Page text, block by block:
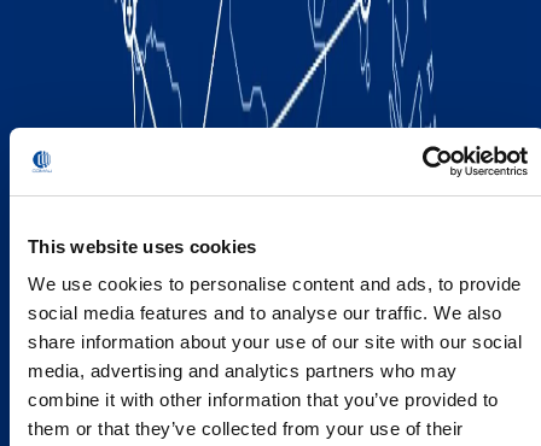
This website uses cookies
We use cookies to personalise content and ads, to provide
social media features and to analyse our traffic. We also
share information about your use of our site with our social
media, advertising and analytics partners who may
combine it with other information that you’ve provided to
them or that they’ve collected from your use of their